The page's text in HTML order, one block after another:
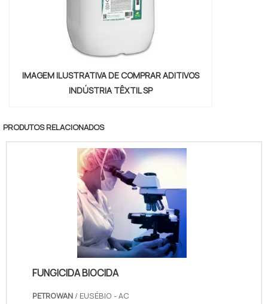
IMAGEM ILUSTRATIVA DE COMPRAR ADITIVOS
INDÚSTRIA TÊXTIL SP
PRODUTOS RELACIONADOS
FUNGICIDA BIOCIDA
PETROWAN / EUSÉBIO - AC